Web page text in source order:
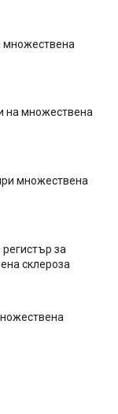
множествена
на множествена
множествена
за
склероза